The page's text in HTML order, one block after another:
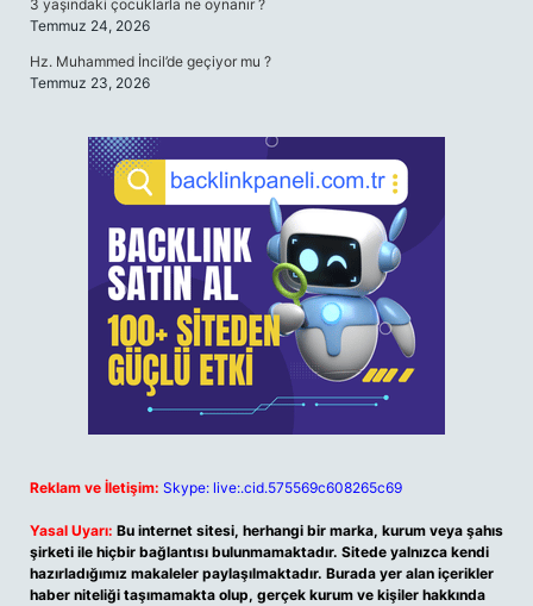
3 yaşındaki çocuklarla ne oynanır ?
Temmuz 24, 2026
Hz. Muhammed İncil’de geçiyor mu ?
Temmuz 23, 2026
Reklam ve İletişim: Skype: live:.cid.575569c608265c69
Yasal Uyarı: Bu internet sitesi, herhangi bir marka, kurum veya şahıs
şirketi ile hiçbir bağlantısı bulunmamaktadır. Sitede yalnızca kendi
hazırladığımız makaleler paylaşılmaktadır. Burada yer alan içerikler
haber niteliği taşımamakta olup, gerçek kurum ve kişiler hakkında